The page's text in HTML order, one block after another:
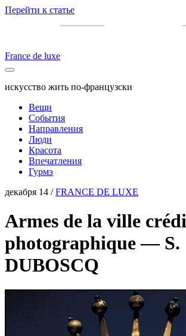
Перейти к статье
France de luxe
искусство жить по-французски
Вещи
События
Направления
Люди
Красота
Впечатления
Гурмэ
декабря 14 /FRANCE DE LUXE
Armes de la ville
photographique — S.
DUBOSCQ